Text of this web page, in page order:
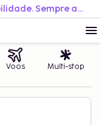
Reserve facilmente. Viaje com flexibilidade. Sempre ao melhor preço.
Voos Multi-stop